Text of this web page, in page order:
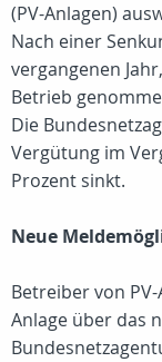
(PV-Anlagen)
Nach einer
vergangenen
Betrieb
Die
Vergütung im
Prozent sinkt.
Neue
Betreiber von
Anlage über das